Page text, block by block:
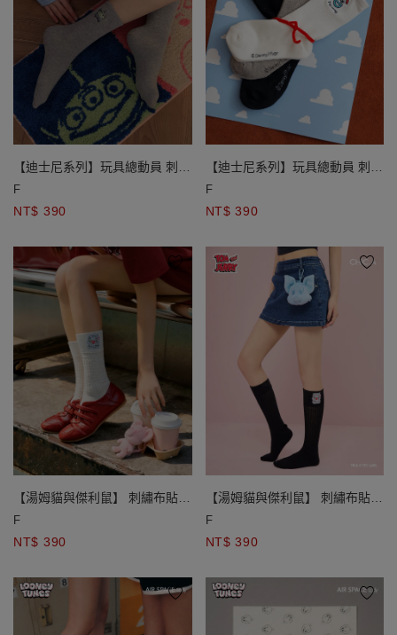
【迪士尼系列】玩具總動員 刺繡
圖案中筒襪 三眼怪款/叉奇款/火
F
NT$ 390
【迪士尼系列】玩具總動員 刺繡
圖案中筒襪 三眼怪款/叉奇款/火
F
NT$ 390
【湯姆貓與傑利鼠】 刺繡布貼中
筒堆堆襪
F
NT$ 390
【湯姆貓與傑利鼠】 刺繡布貼中
筒堆堆襪
F
NT$ 390